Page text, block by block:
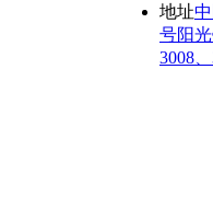
地址
号阳光
3008